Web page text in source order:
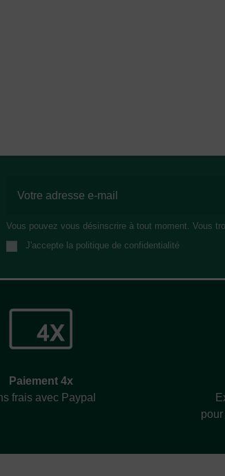
Vous pouvez vous désinscrire à tout moment. Vous
J'accepte la politique de confidentialité
Paiement 4x
frais avec Paypal